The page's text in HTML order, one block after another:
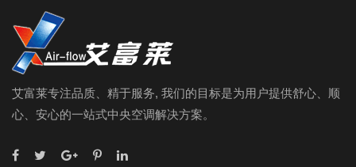
艾富莱专注品质、精于服务, 我们的目标是为用户提供舒心、顺
心、安心的一站式中央空调解决方案。